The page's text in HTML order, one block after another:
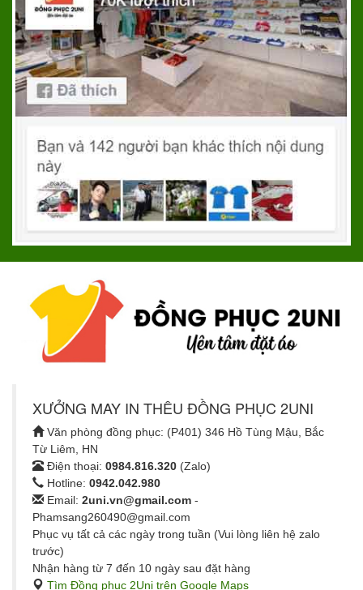
XƯỞNG MAY IN THÊU ĐỒNG PHỤC 2UNI
Văn phòng đồng phục: (P401) 346 Hồ Tùng Mậu, Bắc
Từ Liêm, HN
Điện thoại: 0984.816.320 (Zalo)
Hotline: 0942.042.980
Email: 2uni.vn@gmail.com -
Phamsang260490@gmail.com
Phục vụ tất cả các ngày trong tuần (Vui lòng liên hệ zalo
trước)
Nhận hàng từ 7 đến 10 ngày sau đặt hàng
Tìm Đồng phục 2Uni trên Google Maps